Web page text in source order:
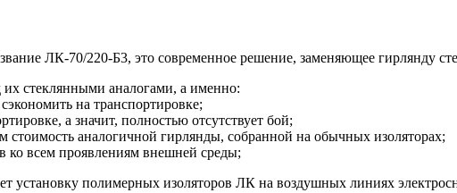
ЛК-70/220-Б3, это современное решение, заменяющее гирлянду
стеклянными аналогами, а именно:
на транспортировке;
а значит, полностью отсутствует бой;
стоимость аналогичной гирлянды, собранной на обычных изоляторах;
ко всем проявлениям внешней среды;
установку полимерных изоляторов ЛК на воздушных линиях